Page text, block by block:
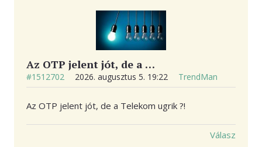
Az OTP jelent jót, de a …
#1512702 2026. augusztus 5. 19:22 TrendMan
Az OTP jelent jót, de a Telekom ugrik ?!
Válasz